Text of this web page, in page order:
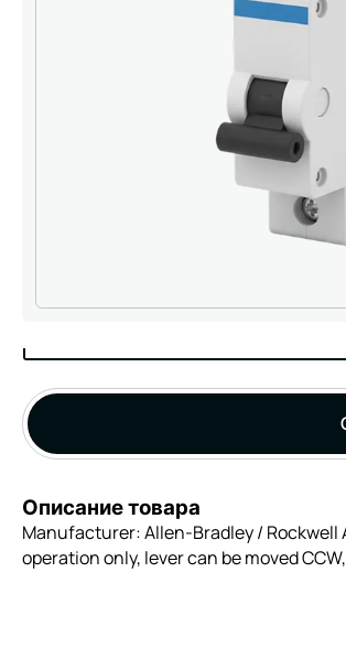
Описание товара
Manufacturer: Allen-Bradley / Rockwell
operation only, lever can be moved